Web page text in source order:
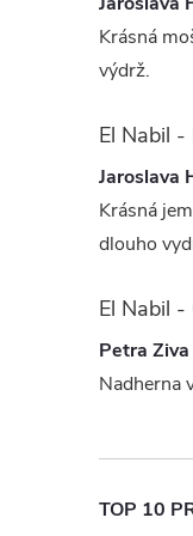
Krásná
výdrž.
Jaroslava
Krásná
dlouho
Petra Ziva
Nadherna
TOP 10